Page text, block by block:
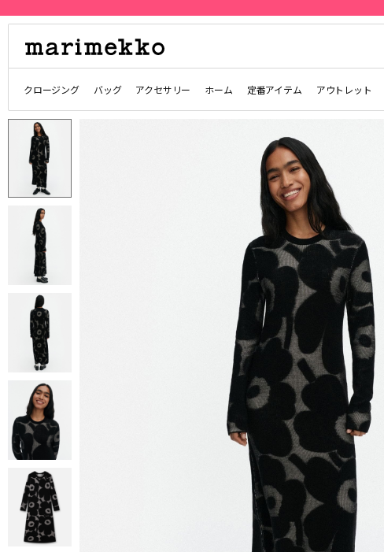
クロージング バッグ アクセサリー ホーム 定番アイテム アウトレット